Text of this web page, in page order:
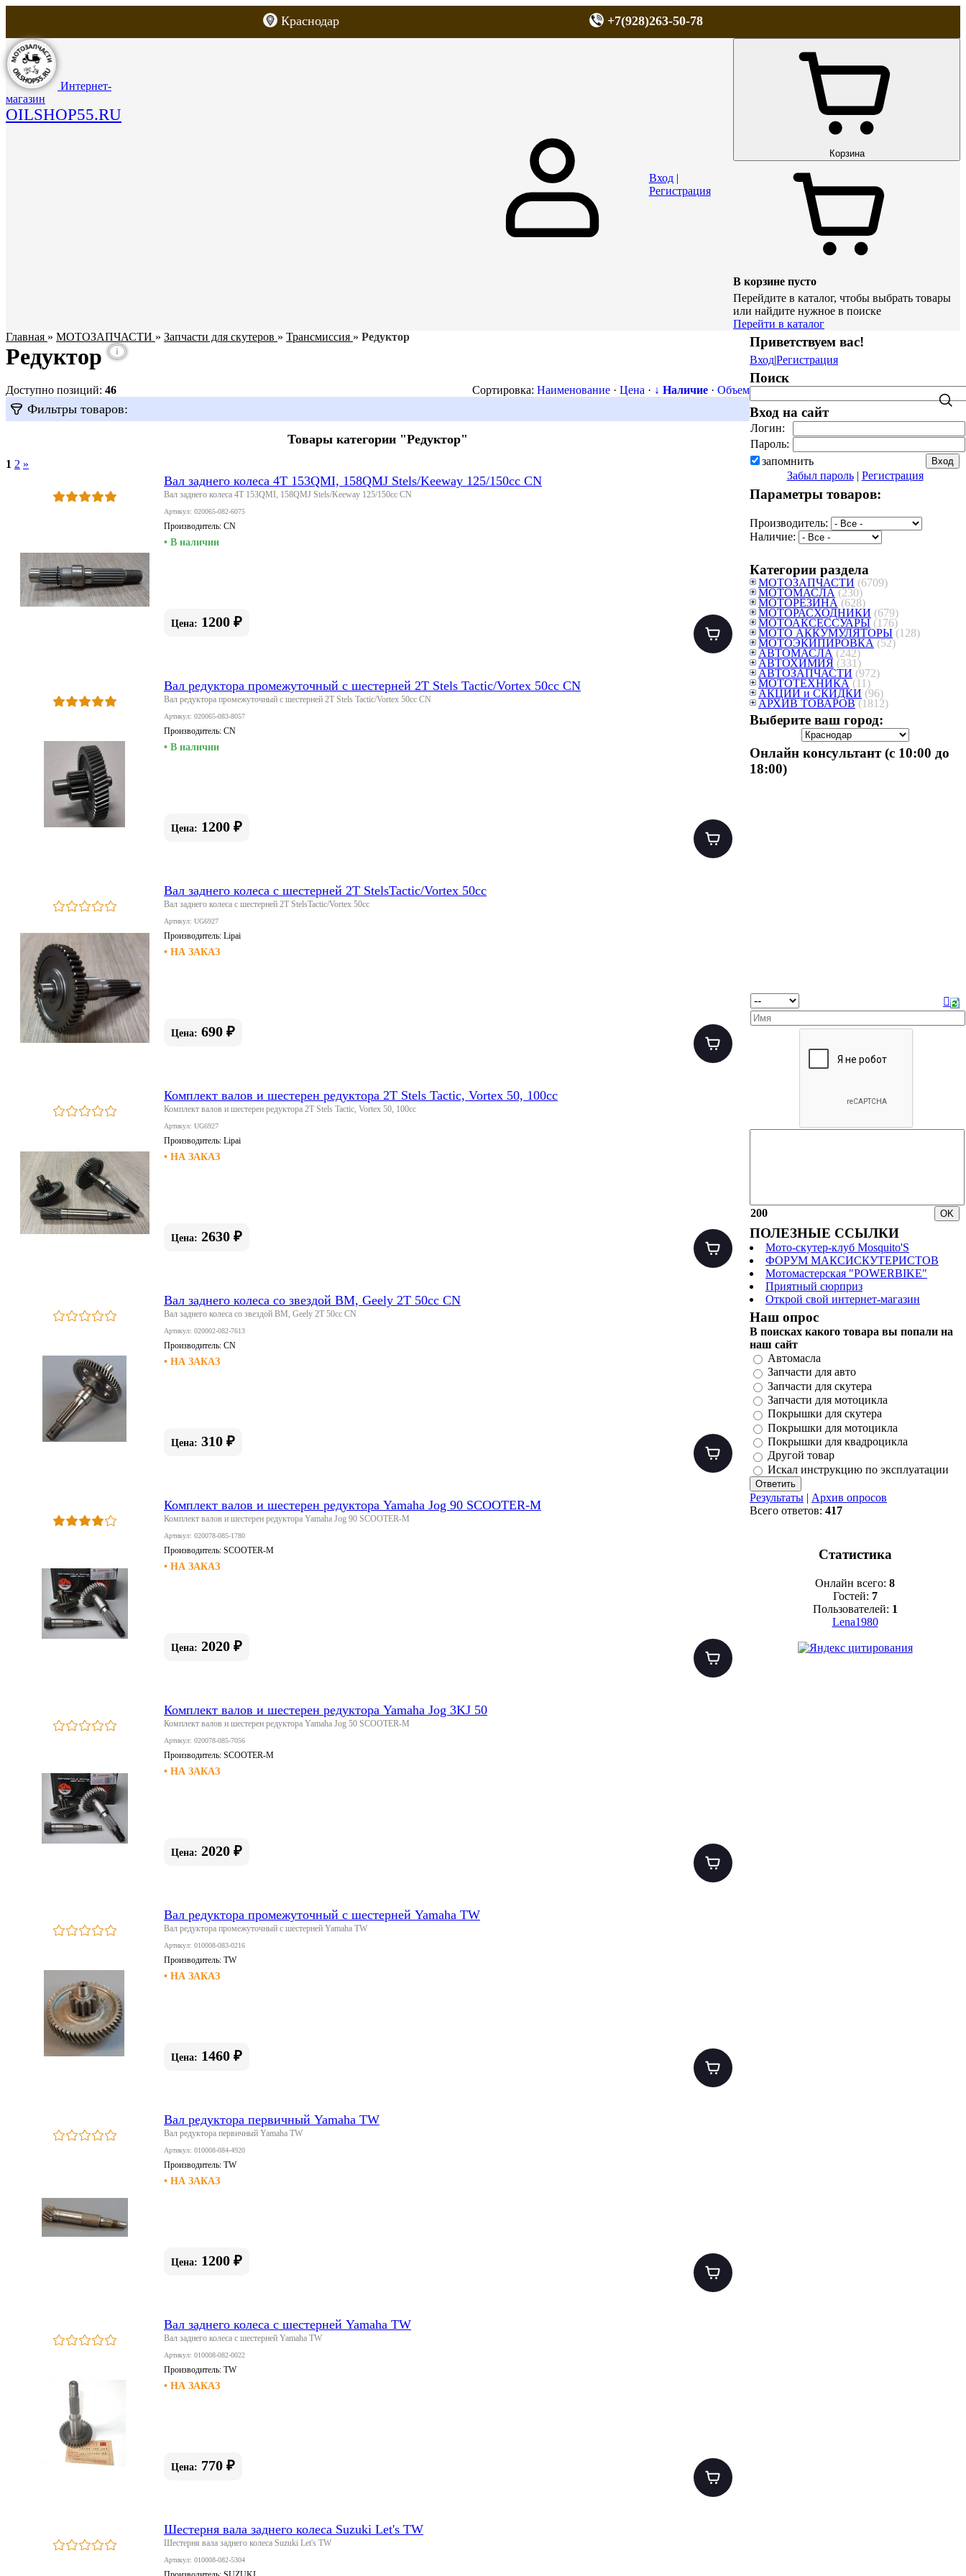
Краснодар +7(928)263-50-78
Интернет-
магазин
OILSHOP55.RU
ДОСТАВКА
Вход|
Регистрация
Корзина
В корзине пусто
Перейдите в каталог, чтобы выбрать товары
или найдите нужное в поиске
Перейти в каталог
Главная » МОТОЗАПЧАСТИ » Запчасти для скутеров » Трансмиссия » Редуктор
Редуктор i
Доступно позиций: 46 Сортировка: Наименование · Цена · ↓ Наличие · Объем
Фильтры товаров:
Товары категории "Редуктор"
1 2 »
Вал заднего колеса 4T 153QMI, 158QMJ Stels/Keeway 125/150сс CN
Вал заднего колеса 4T 153QMI, 158QMJ Stels/Keeway 125/150сс CN
Артикул: 020065-082-6075
Производитель: CN
• В наличии
Цена: 1200 ₽
Вал редуктора промежуточный с шестерней 2T Stels Tactic/Vortex 50сс CN
Вал редуктора промежуточный с шестерней 2T Stels Tactic/Vortex 50сс CN
Артикул: 020065-083-8057
Производитель: CN
• В наличии
Цена: 1200 ₽
Вал заднего колеса с шестерней 2T StelsTactic/Vortex 50cc
Вал заднего колеса с шестерней 2T StelsTactic/Vortex 50cc
Артикул: UG6927
Производитель: Lipai
• НА ЗАКАЗ
Цена: 690 ₽
Комплект валов и шестерен редуктора 2T Stels Tactic, Vortex 50, 100cc
Комплект валов и шестерен редуктора 2T Stels Tactic, Vortex 50, 100cc
Артикул: UG6927
Производитель: Lipai
• НА ЗАКАЗ
Цена: 2630 ₽
Вал заднего колеса со звездой BM, Geely 2T 50cc CN
Вал заднего колеса со звездой BM, Geely 2T 50cc CN
Артикул: 020002-082-7613
Производитель: CN
• НА ЗАКАЗ
Цена: 310 ₽
Комплект валов и шестерен редуктора Yamaha Jog 90 SCOOTER-M
Комплект валов и шестерен редуктора Yamaha Jog 90 SCOOTER-M
Артикул: 020078-085-1780
Производитель: SCOOTER-M
• НА ЗАКАЗ
Цена: 2020 ₽
Комплект валов и шестерен редуктора Yamaha Jog 3KJ 50
Комплект валов и шестерен редуктора Yamaha Jog 50 SCOOTER-M
Артикул: 020078-085-7056
Производитель: SCOOTER-M
• НА ЗАКАЗ
Цена: 2020 ₽
Вал редуктора промежуточный с шестерней Yamaha TW
Вал редуктора промежуточный с шестерней Yamaha TW
Артикул: 010008-083-0216
Производитель: TW
• НА ЗАКАЗ
Цена: 1460 ₽
Вал редуктора первичный Yamaha TW
Вал редуктора первичный Yamaha TW
Артикул: 010008-084-4920
Производитель: TW
• НА ЗАКАЗ
Цена: 1200 ₽
Вал заднего колеса с шестерней Yamaha TW
Вал заднего колеса с шестерней Yamaha TW
Артикул: 010008-082-0022
Производитель: TW
• НА ЗАКАЗ
Цена: 770 ₽
Шестерня вала заднего колеса Suzuki Let's TW
Шестерня вала заднего колеса Suzuki Let's TW
Артикул: 010008-082-5304
Приветствуем вас!
Вход|Регистрация
Поиск
Вход на сайт
Логин:
Пароль:
запомнить
Забыл пароль| Регистрация
Параметры товаров:
Производитель:
Наличие:
Категории раздела
МОТОЗАПЧАСТИ (6709)
МОТОМАСЛА (230)
МОТОРЕЗИНА (628)
МОТОРАСХОДНИКИ (679)
МОТОАКСЕССУАРЫ (176)
МОТО АККУМУЛЯТОРЫ (128)
МОТОЭКИПИРОВКА (52)
АВТОМАСЛА (242)
АВТОХИМИЯ (331)
АВТОЗАПЧАСТИ (972)
МОТОТЕХНИКА (11)
АКЦИИ и СКИДКИ (96)
АРХИВ ТОВАРОВ (1812)
Выберите ваш город:
Онлайн консультант (с 10:00 до
18:00)
200
ПОЛЕЗНЫЕ ССЫЛКИ
Мото-скутер-клуб Mosquito'S
ФОРУМ МАКСИСКУТЕРИСТОВ
Мотомастерская "POWERBIKE"
Приятный сюрприз
Открой свой интернет-магазин
Наш опрос
В поисках какого товара вы попали на
наш сайт
Автомасла
Запчасти для авто
Запчасти для скутера
Запчасти для мотоцикла
Покрышки для скутера
Покрышки для мотоцикла
Покрышки для квадроцикла
Другой товар
Искал инструкцию по эксплуатации
Результаты | Архив опросов
Всего ответов: 417
Статистика
Онлайн всего: 8
Гостей: 7
Пользователей: 1
Lena1980